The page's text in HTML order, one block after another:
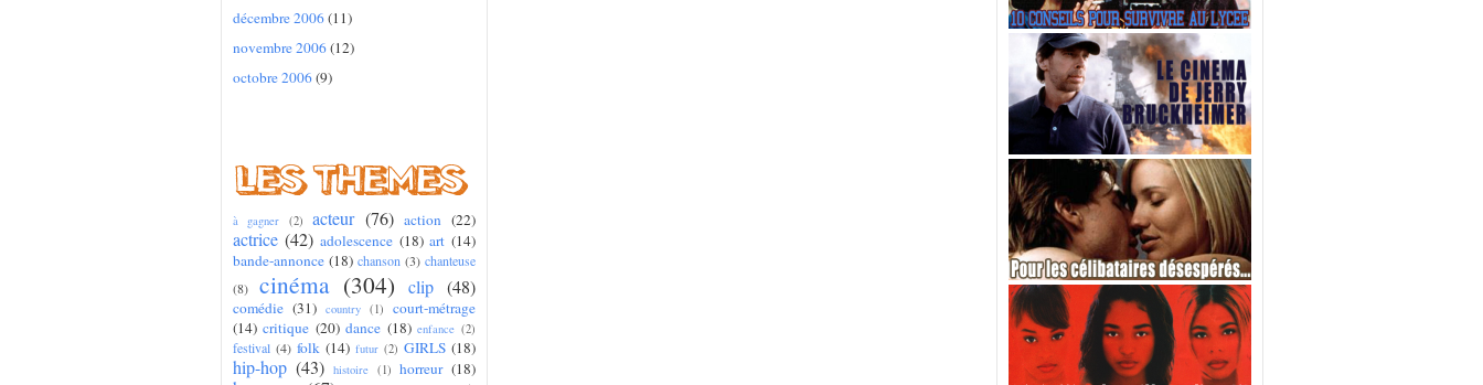
décembre 2006(11)
novembre 2006(12)
octobre 2006(9)
à gagner (2) acteur (76) action (22)
actrice (42) adolescence (18) art (14)
bande-annonce (18) chanson (3) chanteuse
(8)
cinéma (304) clip (48)
comédie (31) country (1)
court-métrage
(14) critique (20) dance (18) enfance (2)
festival (4) folk (14) futur (2) GIRLS (18)
hip-hop (43) histoire (1) horreur (18)